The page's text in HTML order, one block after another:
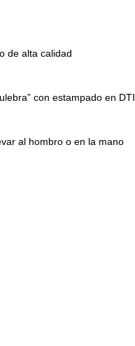
de alta calidad
con estampado en DTI
al hombro o en la mano